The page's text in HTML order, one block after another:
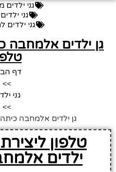
גני ילדים
גני ילדים
גני ילדים
דף
>>
גני
>>
גן ילדים אלמחבה כיתה 1 בג'לג'וליה טלפון
טלפון
ילדים